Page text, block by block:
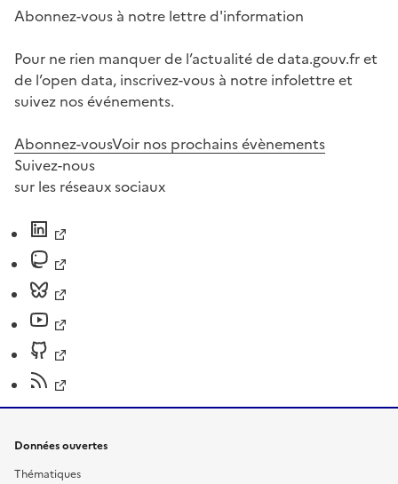
Abonnez-vous à notre lettre d'information
Pour ne rien manquer de l’actualité de data.gouv.fr et
de l’open data, inscrivez-vous à notre infolettre et
suivez nos événements.
Abonnez-vousVoir nos prochains évènements
Suivez-nous
sur les réseaux sociaux
Données ouvertes
Thématiques